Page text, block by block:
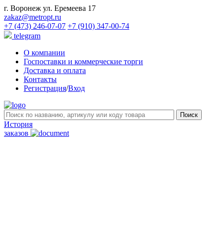
г. Воронеж ул. Еремеева 17
zakaz@metropt.ru
+7 (473) 246-07-07 +7 (910) 347-00-74
telegram
О компании
Госпоставки и коммерческие торги
Доставка и оплата
Контакты
Регистрация/Вход
История
заказов